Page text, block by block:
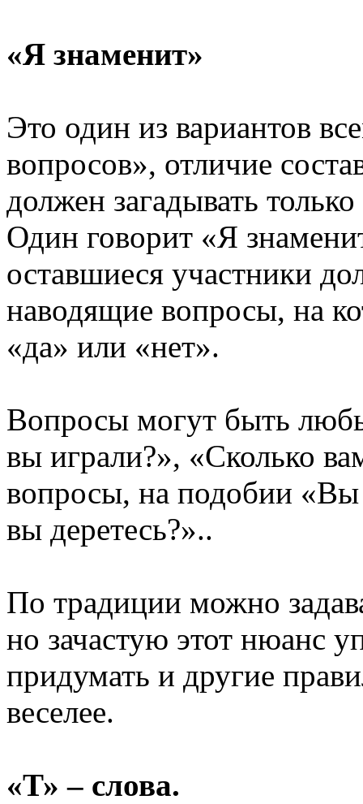
«Я знаменит»
Это один из вариантов
вопросов», отличие
должен загадывать
Один говорит «Я
оставшиеся участники
наводящие вопросы, на
«да» или «нет».
Вопросы могут быть
вы играли?», «Сколько
вопросы, на подобии «Вы
вы деретесь?»..
По традиции можно
но зачастую этот нюанс
придумать и другие
веселее.
«Т» – слова.